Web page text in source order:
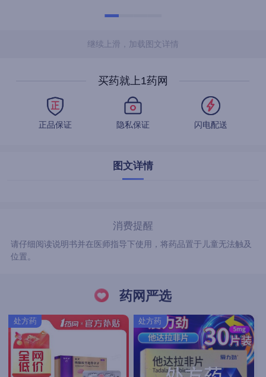
继续上滑，加载图文详情
买药就上1药网
正品保证 隐私保证 闪电配送
图文详情
消费提醒
请仔细阅读说明书并在医师指导下使用，将药品置于儿童无法触及
位置。
药网严选
处方药 处方药